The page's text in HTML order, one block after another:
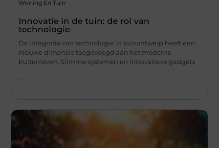
Woning En Tuin
Innovatie in de tuin: de rol van
technologie
De integratie van technologie in tuinontwerp heeft een
nieuwe dimensie toegevoegd aan het moderne
buitenleven. Slimme systemen en innovatieve gadgets